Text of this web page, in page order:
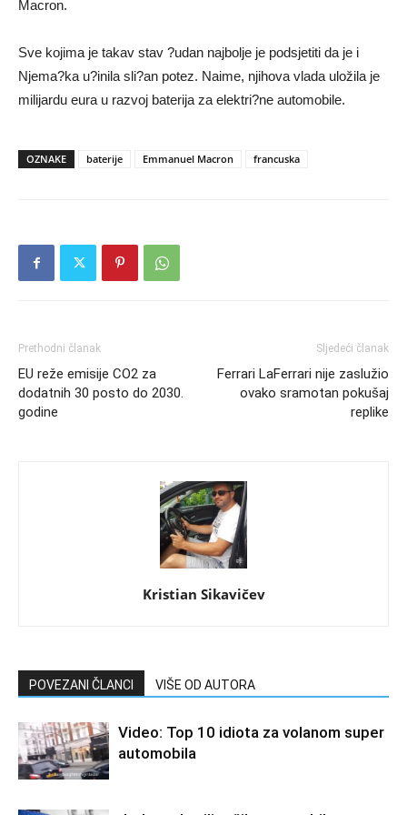
Macron.
Sve kojima je takav stav ?udan najbolje je podsjetiti da je i
Njema?ka u?inila sli?an potez. Naime, njihova vlada uložila je
milijardu eura u razvoj baterija za elektri?ne automobile.
OZNAKE baterije Emmanuel Macron francuska
Prethodni članak
EU reže emisije CO2 za
dodatnih 30 posto do 2030.
godine
Sljedeći članak
Ferrari LaFerrari nije zaslužio
ovako sramotan pokušaj
replike
Kristian Sikavičev
POVEZANI ČLANCI VIŠE OD AUTORA
Video: Top 10 idiota za volanom super
automobila